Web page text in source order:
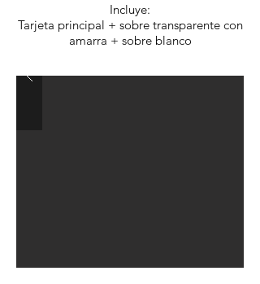
Incluye:
Tarjeta principal + sobre transparente con
amarra + sobre blanco